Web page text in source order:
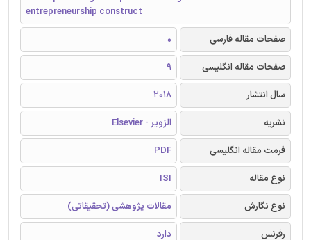
entrepreneurship construct
صفحات مقاله فارسی
0
صفحات مقاله انگلیسی
9
سال انتشار
2018
نشریه
الزویر - Elsevier
فرمت مقاله انگلیسی
PDF
نوع مقاله
ISI
نوع نگارش
مقالات پژوهشی (تحقیقاتی)
رفرنس
دارد